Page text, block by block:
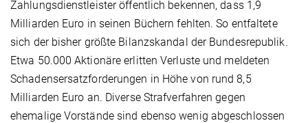
Zahlungsdienstleister öffentlich bekennen, dass 1,9
Milliarden Euro in seinen Büchern fehlten. So entfaltete
sich der bisher größte Bilanzskandal der Bundesrepublik.
Etwa 50.000 Aktionäre erlitten Verluste und meldeten
Schadensersatzforderungen in Höhe von rund 8,5
Milliarden Euro an. Diverse Strafverfahren gegen
ehemalige Vorstände sind ebenso wenig abgeschlossen